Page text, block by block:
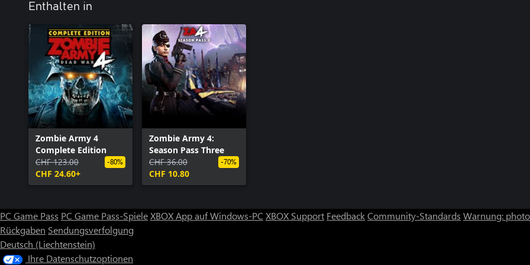
Enthalten in
Zombie Army 4
Complete Edition
CHF 123.00
CHF 24.60+
-80%
Zombie Army 4:
Season Pass Three
CHF 36.00
CHF 10.80
-70%
PC Game Pass PC Game Pass-SpieleXBOX App auf Windows-PC XBOX Support FeedbackCommunity-Standards Warnung:
Rückgaben Sendungsverfolgung
Deutsch (Liechtenstein)
Ihre Datenschutzoptionen